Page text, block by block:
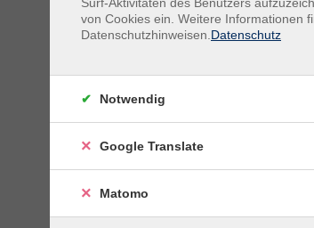
von Cookies ein. Weitere Informationen
Datenschutzhinweisen. Datenschutz
Notwendig
Google Translate
Matomo